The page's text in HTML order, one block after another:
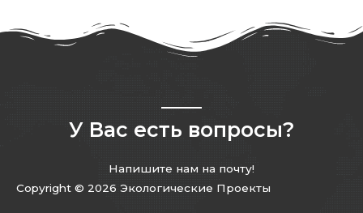
У Вас есть вопросы?
Напишите нам на почту!
Copyright © 2026 Экологические Проекты